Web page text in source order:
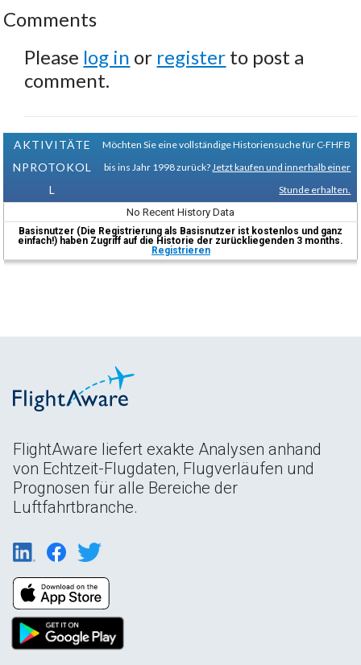
Comments
Please log in or register to post a
comment.
AKTIVITÄTE
NPROTOKOL
L
Möchten Sie eine vollständige Historiensuche für C-FHFB
bis ins Jahr 1998 zurück? Jetzt kaufen und innerhalb einer
Stunde erhalten.
No Recent History Data
Basisnutzer (Die Registrierung als Basisnutzer ist kostenlos und ganz
einfach!) haben Zugriff auf die Historie der zurückliegenden 3 months.
Registrieren
FlightAware liefert exakte Analysen anhand
von Echtzeit-Flugdaten, Flugverläufen und
Prognosen für alle Bereiche der
Luftfahrtbranche.